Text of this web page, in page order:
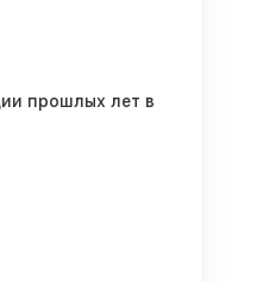
прошлых лет в